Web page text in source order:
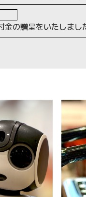
の贈呈をいたしまし